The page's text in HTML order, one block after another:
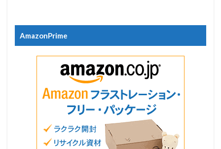
AmazonPrime